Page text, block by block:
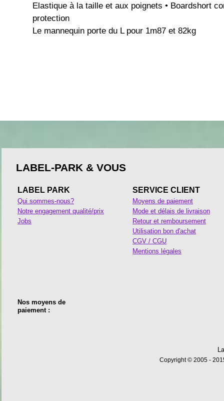
Elastique à la taille et aux poignets • Boardshort
protection
Le mannequin porte du L pour 1m87 et 82kg
LABEL-PARK & VOUS
LABEL PARK
Qui sommes-nous?
Notre engagement qualité/prix
Jobs
SERVICE CLIENT
Moyens de paiement
Mode et délais de livraison
Retour et remboursement
Utilisation bon d'achat
CGV / CGU
Mentions légales
Nos moyens de
paiement :
Copyright © 2005 -